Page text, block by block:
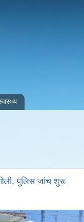
पुलिस जांच शुरू